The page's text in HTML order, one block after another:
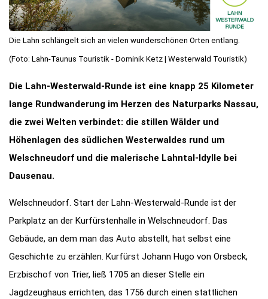
Die Lahn schlängelt sich an vielen wunderschönen Orten entlang.
(Foto: Lahn-Taunus Touristik - Dominik Ketz | Westerwald Touristik)
Die Lahn-Westerwald-Runde ist eine knapp 25 Kilometer
lange Rundwanderung im Herzen des Naturparks Nassau,
die zwei Welten verbindet: die stillen Wälder und
Höhenlagen des südlichen Westerwaldes rund um
Welschneudorf und die malerische Lahntal-Idylle bei
Dausenau.
Welschneudorf. Start der Lahn-Westerwald-Runde ist der
Parkplatz an der Kurfürstenhalle in Welschneudorf. Das
Gebäude, an dem man das Auto abstellt, hat selbst eine
Geschichte zu erzählen. Kurfürst Johann Hugo von Orsbeck,
Erzbischof von Trier, ließ 1705 an dieser Stelle ein
Jagdzeughaus errichten, das 1756 durch einen stattlichen